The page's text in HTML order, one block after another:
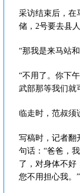
采访结束后，在
储，2号要去县
“那我是来马站
“不用了。你下
武部那等我们就
临走时，范叔须
写稿时，记者翻
句话：“爸爸，
了，对身体不好
您不用担心我。”